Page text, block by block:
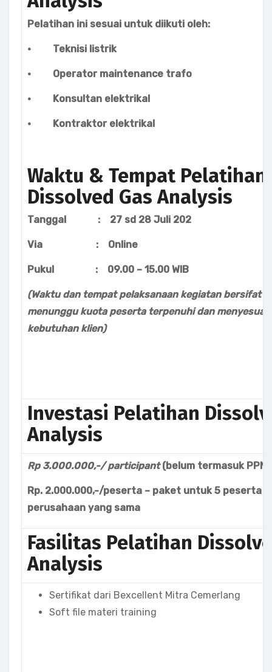
Pelatihan ini sesuai untuk diikuti oleh:
· Teknisi listrik
· Operator maintenance trafo
· Konsultan elektrikal
· Kontraktor elektrikal
Waktu & Tempat Pelatihan
Dissolved Gas Analysis
Tanggal : 27 sd 28 Juli 202
Via : Online
Pukul : 09.00 – 15.00 WIB
(Waktudan tempat pelaksanaan kegiatan bersifat
menunggu kuota peserta terpenuhi dan
kebutuhan klien)
Investasi Pelatihan
Analysis
Rp 3.000.000,-/ participant(belum termasuk
Rp. 2.000.000,-/peserta – paket untuk 5 peserta
perusahaan yang sama
Fasilitas Pelatihan
Analysis
Sertifikat dari Bexcellent Mitra Cemerlang
Soft file materi training